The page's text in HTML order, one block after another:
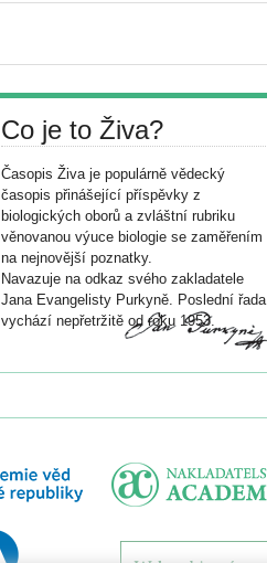
Co je to Živa?
Časopis Živa je populárně vědecký
časopis přinášející příspěvky z
biologických oborů a zvláštní rubriku
věnovanou výuce biologie se zaměřením
na nejnovější poznatky.
Navazuje na odkaz svého zakladatele
Jana Evangelisty Purkyně. Poslední řada
vychází nepřetržitě od roku 1953.